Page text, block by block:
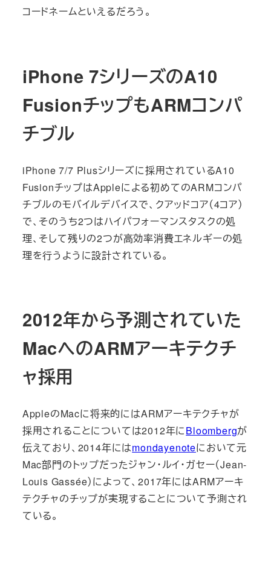
コードネームといえるだろう。
iPhone 7シリーズのA10
FusionチップもARMコンパ
チブル
iPhone 7/7 Plusシリーズに採用されているA10
FusionチップはAppleによる初めてのARMコンパ
チブルのモバイルデバイスで、クアッドコア（4コア）
で、そのうち2つはハイパフォーマンスタスクの処
理、そして残りの2つが高効率消費エネルギーの処
理を行うように設計されている。
2012年から予測されていた
MacへのARMアーキテクチ
ャ採用
AppleのMacに将来的にはARMアーキテクチャが
採用されることについては2012年にBloombergが
伝えており、2014年にはmondayenoteにおいて元
Mac部門のトップだったジャン・ルイ・ガセー（Jean-
Louis Gassée）によって、2017年にはARMアーキ
テクチャのチップが実現することについて予測され
ている。